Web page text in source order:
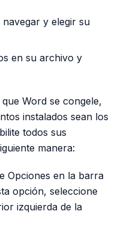
y elegir su
en su archivo y
Word se congele,
instalados sean los
todos sus
manera:
Opciones en la barra
opción, seleccione
izquierda de la